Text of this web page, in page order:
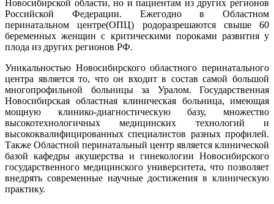
Новосибирской области, но и пациентам из других регионов
Российской Федерации. Ежегодно в Областном
перинатальном центре(ОПЦ) родоразрешаются свыше 60
беременных женщин с критическими пороками развития у
плода из других регионов РФ.
Уникальностью Новосибирского областного перинатального
центра является то, что он входит в состав самой большой
многопрофильной больницы за Уралом. Государственная
Новосибирская областная клиническая больница, имеющая
мощную клинико-диагностическую базу, множество
высокотехнологичных медицинских технологий и
высококвалифицированных специалистов разных профилей.
Также Областной перинатальный центр является клинической
базой кафедры акушерства и гинекологии Новосибирского
государственного медицинского университета, что позволяет
внедрять современные научные достижения в клиническую
практику.